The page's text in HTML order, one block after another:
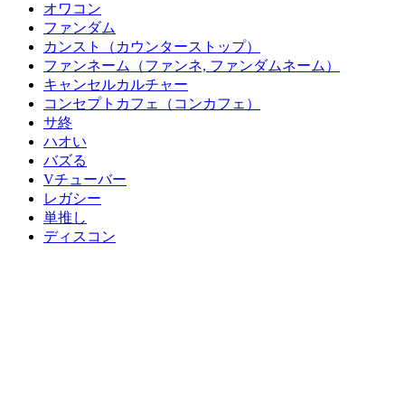
オワコン
ファンダム
カンスト（カウンターストップ）
ファンネーム（ファンネ, ファンダムネーム）
キャンセルカルチャー
コンセプトカフェ（コンカフェ）
サ終
ハオい
バズる
Vチューバー
レガシー
単推し
ディスコン